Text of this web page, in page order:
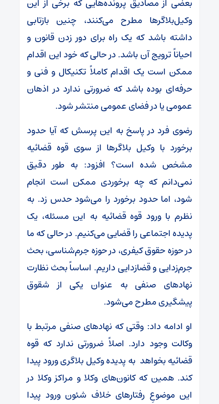
بعضی از مصادیق پرونده‌هایی که برخی از این
وکیل‌بلاگرها مطرح می‌کنند، چنین بازتابی
داشته باشد که یک راه برای دور زدن قانون و
احیاناً ترویج آن باشد. در حالی که خود این اقدام
ممکن است یک اقدام کاملاً تکنیکال و فنی و
حرفه‌ای بوده باشد که ضرورتی ندارد در اذهان
عمومی یا در فضای عمومی منتشر شود.
رضوی فرد در پاسخ به این پرسش که آیا حدود
برخورد با وکیل بلاگر‌ها از سوی قوه قضائیه
مشخص شده است؟ افزود: به طور دقیق
نمی‌دانم که چه برخوردی ممکن است انجام
شود، اما حدود برخورد را می‌شود حدس زد. به
نظرم با ورود قوه قضائیه به این مسئله‌، یک
پدیده اجتماعی را قضایی می‌کنیم. در حالی که ما
در حوزه حقوق کیفری، در حوزه جرم‌شناسی، بحث
جرم‌زدایی و قضازدایی داریم. اساساً بحث نظارت
نهادهای صنفی به عنوان یکی از شقوق
پیشگیری مطرح می‌شود.
او ادامه داد: وقتی که نهادهای صنفی مرتبط با
وکالت وجود دارد. اصلاً ضرورتی ندارد که قوه
قضائیه بخواهد به پدیده وکیل بلاگری ورود پیدا
کند. همین که کانون‌های وکلا و مراکز وکلا در
این موضوعِ رفتارهای خلاف شئون ورود پیدا